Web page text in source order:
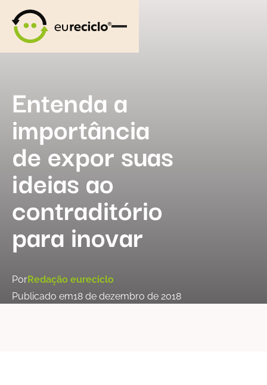
Entenda a
importância
de expor suas
ideias ao
contraditório
para inovar
PorRedação eureciclo
Publicado em18 de dezembro de 2018